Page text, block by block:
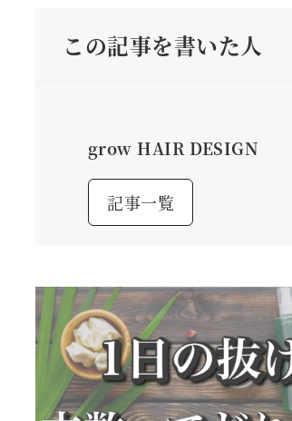
この記事を書いた人
grow HAIR DESIGN
記事一覧